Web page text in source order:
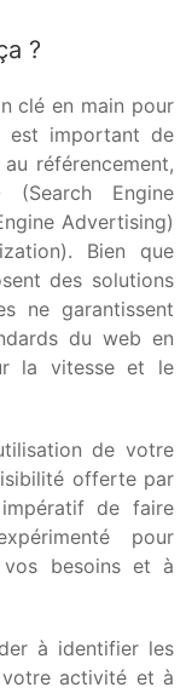
?
clé en main pour
important de
référencement,
Engine
Advertising)
Bien que
des solutions
ne garantissent
du web en
la vitesse et le
de votre
offerte par
de faire
pour
besoins et à
à identifier les
activité et à